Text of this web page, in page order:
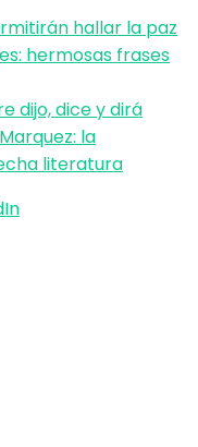
hallar la paz
hermosas frases
dijo, dice y dirá
la
literatura